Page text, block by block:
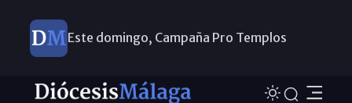
Este domingo, Campaña Pro Templos